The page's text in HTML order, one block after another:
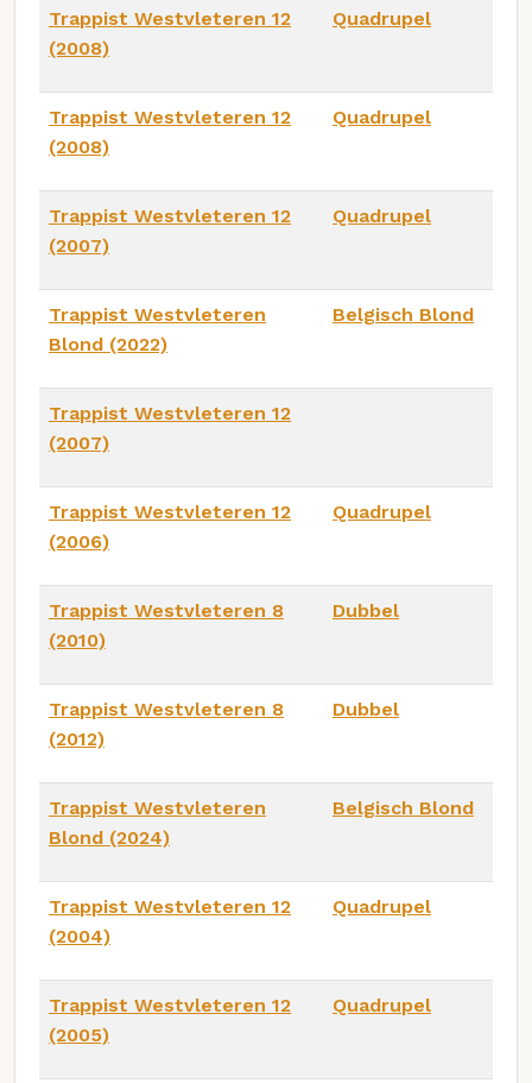
Trappist Westvleteren 12
(2008)
Quadrupel
Trappist Westvleteren 12
(2008)
Quadrupel
Trappist Westvleteren 12
(2007)
Quadrupel
Trappist Westvleteren
Blond (2022)
Belgisch Blond
Trappist Westvleteren 12
(2007)
Trappist Westvleteren 12
(2006)
Quadrupel
Trappist Westvleteren 8
(2010)
Dubbel
Trappist Westvleteren 8
(2012)
Dubbel
Trappist Westvleteren
Blond (2024)
Belgisch Blond
Trappist Westvleteren 12
(2004)
Quadrupel
Trappist Westvleteren 12
(2005)
Quadrupel